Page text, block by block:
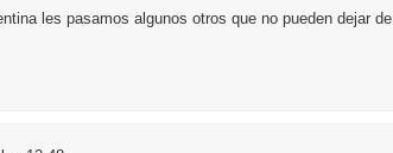
les pasamos algunos otros que no pueden dejar de